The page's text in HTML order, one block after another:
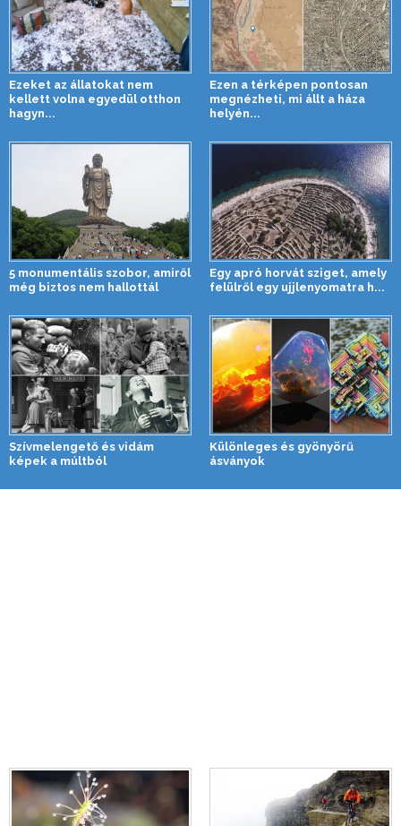
Ezeket az állatokat nem
kellett volna egyedül otthon
hagyn...
Ezen a térképen pontosan
megnézheti, mi állt a háza
helyén...
5 monumentális szobor, amiről
még biztos nem hallottál
Egy apró horvát sziget, amely
felülről egy ujjlenyomatra h...
Szívmelengető és vidám
képek a múltból
Különleges és gyönyörű
ásványok